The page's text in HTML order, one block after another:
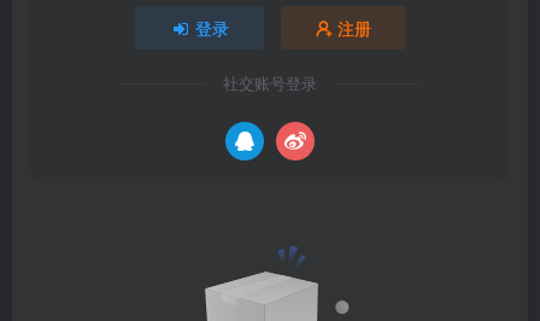
登录 注册
社交账号登录